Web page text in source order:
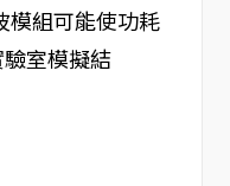
模組可能使功耗
室模擬結